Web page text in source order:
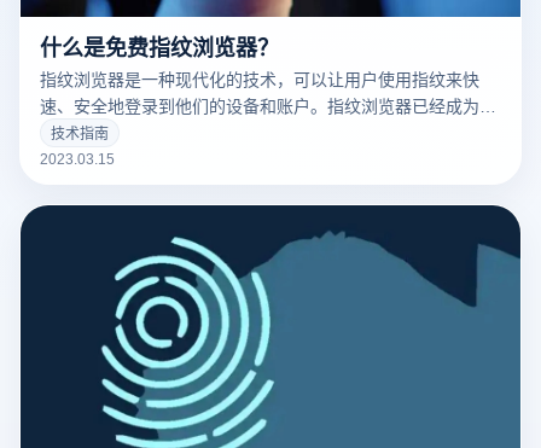
什么是免费指纹浏览器？
指纹浏览器是一种现代化的技术，可以让用户使用指纹来快
速、安全地登录到他们的设备和账户。指纹浏览器已经成为了
现代科技的标志之一，并且越来越多的人开始使用它。
技术指南
2023.03.15